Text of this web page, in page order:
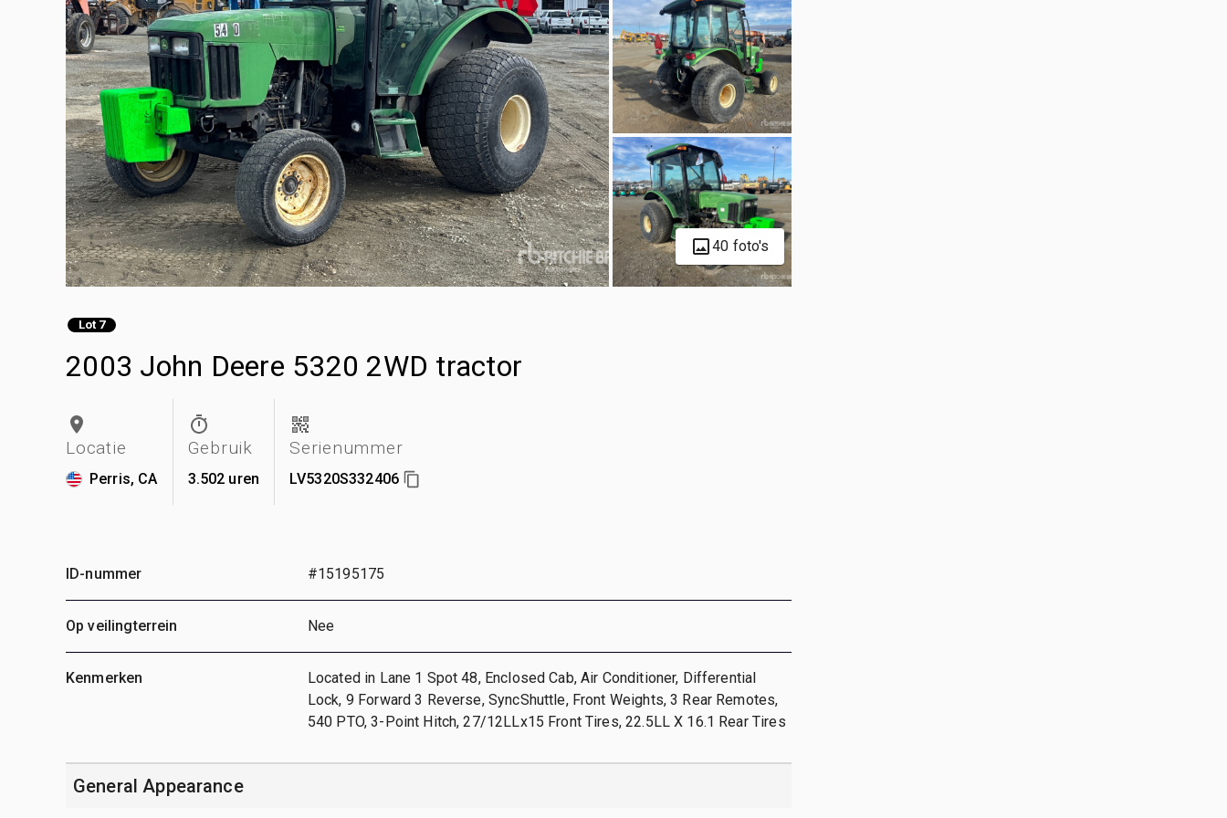
40 foto's
Lot 7
2003 John Deere 5320 2WD tractor
Locatie
Perris, CA
Gebruik
3.502 uren
Serienummer
LV5320S332406
ID-nummer #15195175
Op veilingterrein Nee
Kenmerken
Located in Lane 1 Spot 48, Enclosed Cab, Air Conditioner, Differential
Lock, 9 Forward 3 Reverse, SyncShuttle, Front Weights, 3 Rear Remotes,
540 PTO, 3-Point Hitch, 27/12LLx15 Front Tires, 22.5LL X 16.1 Rear Tires
General Appearance